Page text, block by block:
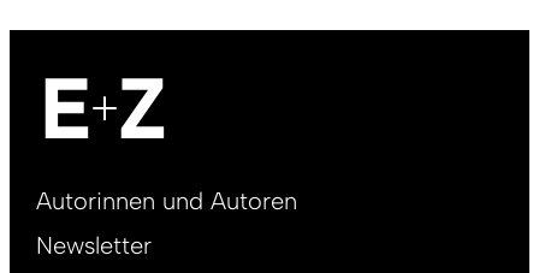
Footer
DE
Autorinnen und Autoren
Newsletter